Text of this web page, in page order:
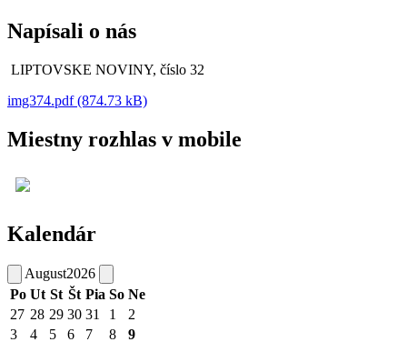
Napísali o nás
LIPTOVSKE NOVINY, číslo 32
img374.pdf (874.73 kB)
Miestny rozhlas v mobile
Kalendár
August2026
Po Ut St Št Pia So Ne
27 28 29 30 31 1
2
3
4 5 6 7 8
9